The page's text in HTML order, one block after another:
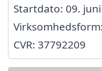
Startdato: 09.
CVR: 37792209